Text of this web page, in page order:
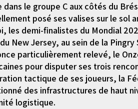
dans le groupe C aux côtés du
posé ses valises sur le sol
les demi-finalistes du Mondial
New Jersey, au sein de la
particulièrement relevé, le
pour disputer ses trois
tactique de ses joueurs, la
des infrastructures de haut
logistique.